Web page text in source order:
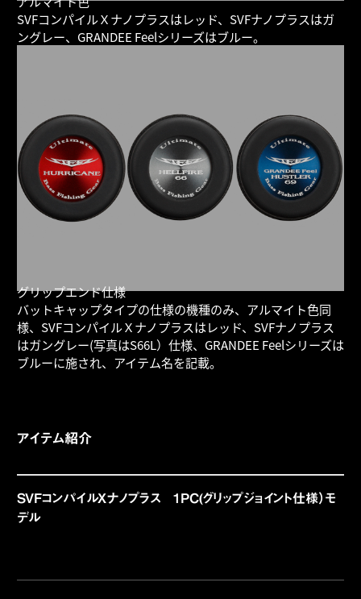
SVFコンパイルＸナノプラスはレッド、SVFナノプラスはガ
ングレー、GRANDEE Feelシリーズはブルー。
グリップエンド仕様
バットキャップタイプの仕様の機種のみ、アルマイト色同
様、SVFコンパイルＸナノプラスはレッド、SVFナノプラス
はガングレー(写真はS66L）仕様、GRANDEE Feelシリーズは
ブルーに施され、アイテム名を記載。
アイテム紹介
SVFコンパイルXナノプラス 1PC(グリップジョイント仕様）モ
デル